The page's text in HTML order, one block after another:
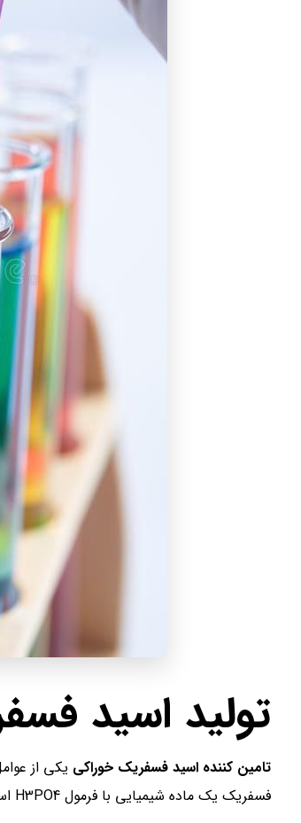
تولید اسید
تامین کننده اسید فسفریک خوراکی یکی از
فسفریک یک ماده شیمیایی با فرمول H3PO4 است که در تهیه بسیاری از محصولات مصرفی مورد استفاده قرار می‌گیرد.